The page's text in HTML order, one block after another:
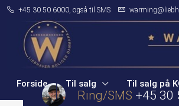
+45 30 50 6000, også til SMS
Ring/SMS +45 30
Forside Til salg Til salg på